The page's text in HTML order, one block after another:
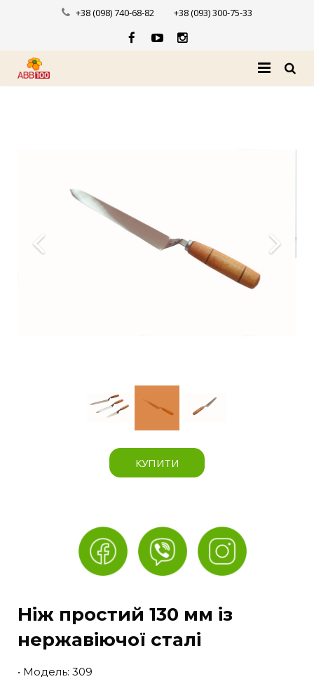
+38 (098) 740-68-82 +38 (093) 300-75-33
Доставка і оплата
КУПИТИ
Ніж простий 130 мм із
нержавіючої сталі
• Модель: 309